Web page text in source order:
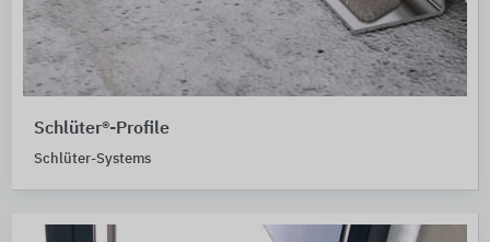
Schlüter®-Profile
Schlüter-Systems